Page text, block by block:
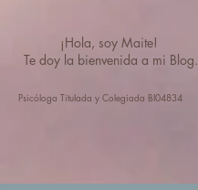
¡Hola, soy Maite!
Te doy la bienvenida a mi Blog.
Psicóloga Titulada y Colegiada BI04834